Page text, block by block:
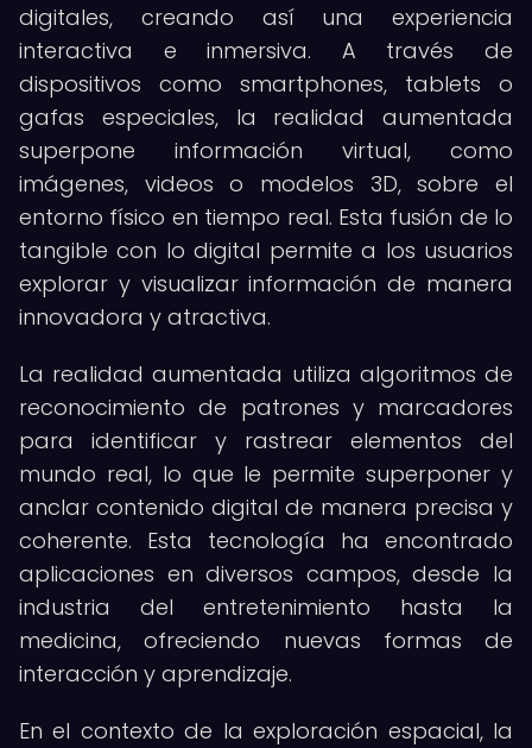
digitales, creando así una experiencia
interactiva e inmersiva. A través de
dispositivos como smartphones, tablets o
gafas especiales, la realidad aumentada
superpone información virtual, como
imágenes, videos o modelos 3D, sobre el
entorno físico en tiempo real. Esta fusión de lo
tangible con lo digital permite a los usuarios
explorar y visualizar información de manera
innovadora y atractiva.
La realidad aumentada utiliza algoritmos de
reconocimiento de patrones y marcadores
para identificar y rastrear elementos del
mundo real, lo que le permite superponer y
anclar contenido digital de manera precisa y
coherente. Esta tecnología ha encontrado
aplicaciones en diversos campos, desde la
industria del entretenimiento hasta la
medicina, ofreciendo nuevas formas de
interacción y aprendizaje.
En el contexto de la exploración espacial, la